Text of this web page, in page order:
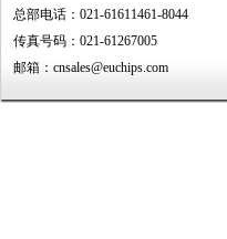
总部电话：021-61611461-8044
传真号码：021-61267005
邮箱：cnsales@euchips.com